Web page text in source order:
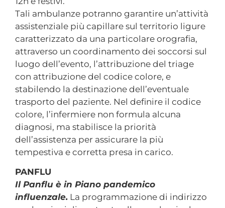
Tali ambulanze potranno garantire un’attività
assistenziale più capillare sul territorio ligure
caratterizzato da una particolare orografia,
attraverso un coordinamento dei soccorsi sul
luogo dell’evento, l’attribuzione del triage
con attribuzione del codice colore, e
stabilendo la destinazione dell’eventuale
trasporto del paziente. Nel definire il codice
colore, l’infermiere non formula alcuna
diagnosi, ma stabilisce la priorità
dell’assistenza per assicurare la più
tempestiva e corretta presa in carico.
PANFLU
Il Panflu è in Piano pandemico
influenzale. La programmazione di indirizzo